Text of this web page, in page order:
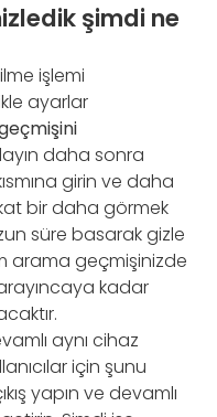
şimdi ne
işlemi
ayarlar
daha sonra
girin ve daha
bir daha görmek
süre basarak gizle
arama geçmişinizde
kadar
aynı cihaz
için şunu
yapın ve devamlı